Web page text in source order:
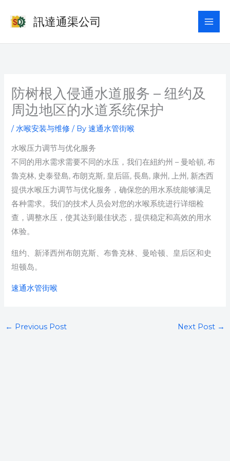
訊達通渠公司
防树根入侵通水道服务 – 纽约及
周边地区的水道系统保护
/ 水喉安装与维修 / By速通水管街喉
水喉压力调节与优化服务
不同的用水需求需要不同的水压，我们在紐約州 – 曼哈頓, 布
魯克林, 史泰登島, 布朗克斯, 皇后區, 長島, 康州, 上州, 新杰西
提供水喉压力调节与优化服务，确保您的用水系统能够满足
各种需求。我们的技术人员会对您的水喉系统进行详细检
查，调整水压，使其达到最佳状态，提供稳定和高效的用水
体验。
纽约、新泽西州布朗克斯、布鲁克林、曼哈顿、皇后区和史
坦顿岛。
速通水管街喉
← Previous Post Next Post →